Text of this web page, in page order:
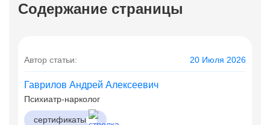
Содержание страницы
Автор статьи: 20 Июля 2026
Гаврилов Андрей Алексеевич
Психиатр-нарколог
сертификаты